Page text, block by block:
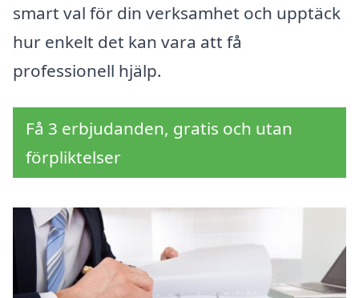
smart val för din verksamhet och upptäck
hur enkelt det kan vara att få
professionell hjälp.
Få 3 erbjudanden, gratis och utan
förpliktelser